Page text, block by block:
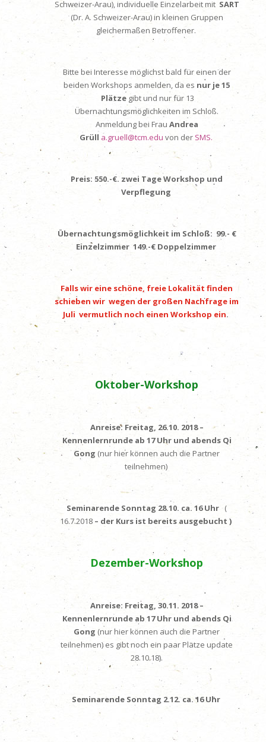
Schweizer-Arau), individuelle Einzelarbeit mit SART
(Dr. A. Schweizer-Arau) in kleinen Gruppen
gleichermaßen Betroffener.
Bitte bei Interesse möglichst bald für einen der
beiden Workshops anmelden, da es nur je 15
Plätze gibt und nur für 13
Übernachtungsmöglichkeiten im Schloß.
Anmeldung bei Frau Andrea
Grüll a.gruell@tcm.edu von der SMS.
Preis: 550.-€. zwei Tage Workshop und
Verpflegung
Übernachtungsmöglichkeit im Schloß: 99.- €
Einzelzimmer 149.-€ Doppelzimmer
Falls wir eine schöne, freie Lokalität finden
schieben wir wegen der großen Nachfrage im
Juli vermutlich noch einen Workshop ein.
Oktober-Workshop
Anreise: Freitag, 26.10. 2018 –
Kennenlernrunde ab 17 Uhr und abendsQi
Gong (nur hier können auch die Partner
teilnehmen)
Seminarende Sonntag 28.10. ca. 16 Uhr (
16.7.2018 – der Kurs ist bereits ausgebucht )
Dezember-Workshop
Anreise: Freitag, 30.11. 2018 –
Kennenlernrunde ab 17 Uhr und abendsQi
Gong (nur hier können auch die Partner
teilnehmen) es gibt noch ein paar Plätze update
28.10.18).
Seminarende Sonntag 2.12. ca. 16 Uhr